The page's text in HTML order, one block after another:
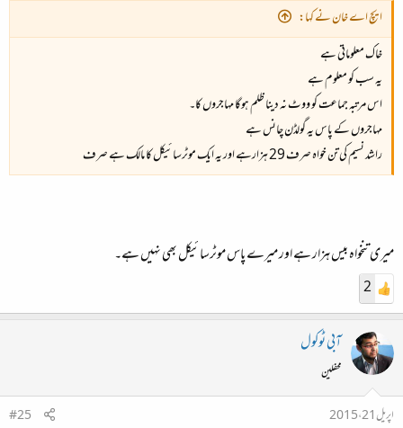
ایچ اے خان نے کہا:
خاک معلوماتی ہے
یہ سب کو معلوم ہے
اس مرتبہ جماعت کو ووٹ نہ دینا ظلم ہوگا مہاجروں کا۔
مہاجروں کے پاس یہ گولڈن چانس ہے
راشد نسیم کی تن خواہ صرف 29 ہزارہے اور یہ ایک موٹرسائیکل کا مالک ہے صرف
میری تنخواہ بیس ہزار ہے اور میرے پاس موٹرسائیکل بھی نہیں ہے۔
2
آبی ٹوکول
محفلین
اپریل 21، 2015
#25